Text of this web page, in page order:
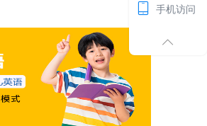
 手机访问